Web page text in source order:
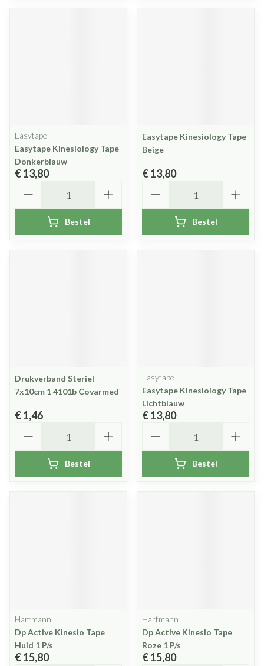
Easytape
Easytape Kinesiology Tape
Donkerblauw
€ 13,80
Bestel
Easytape Kinesiology Tape
Beige
€ 13,80
Bestel
Drukverband Steriel
7x10cm 1 4101b Covarmed
€ 1,46
Bestel
Easytape
Easytape Kinesiology Tape
Lichtblauw
€ 13,80
Bestel
Hartmann
Dp Active Kinesio Tape
Huid 1 P/s
€ 15,80
Hartmann
Dp Active Kinesio Tape
Roze 1 P/s
€ 15,80